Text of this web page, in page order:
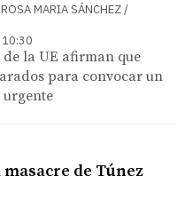
MARIA SÁNCHEZ /
la UE afirman que
para convocar un
de Túnez